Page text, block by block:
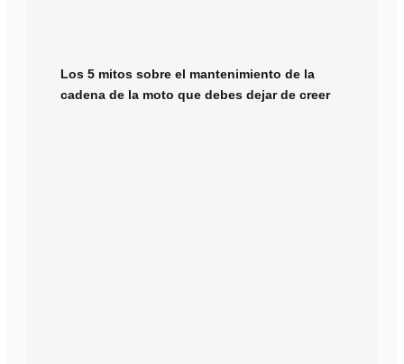
Los 5 mitos sobre el mantenimiento de la
cadena de la moto que debes dejar de creer